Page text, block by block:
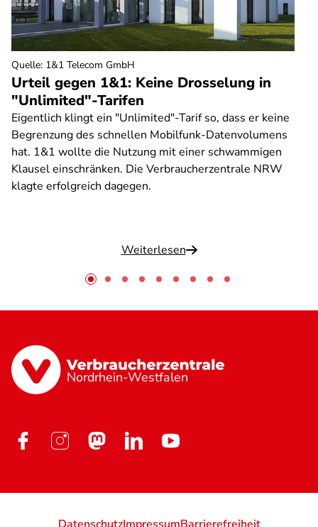
Urteil gegen 1&1: Keine Drosselung in
"Unlimited"-Tarifen
Eigentlich klingt ein "Unlimited"-Tarif so, dass er keine
Begrenzung des schnellen Mobilfunk-Datenvolumens
hat. 1&1 wollte die Nutzung mit einer schwammigen
Klausel einschränken. Die Verbraucherzentrale NRW
klagte erfolgreich dagegen.
Weiterlesen
Quelle: 1&1 Telecom GmbH
Nordrhein-Westfalen